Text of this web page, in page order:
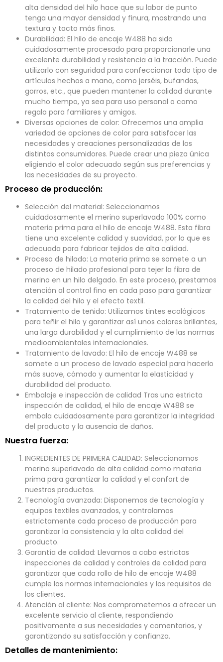
alta densidad del hilo hace que su labor de punto
tenga una mayor densidad y finura, mostrando una
textura y tacto más finos.
Durabilidad: El hilo de encaje W488 ha sido
cuidadosamente procesado para proporcionarle una
excelente durabilidad y resistencia a la tracción. Puede
utilizarlo con seguridad para confeccionar todo tipo de
artículos hechos a mano, como jerséis, bufandas,
gorros, etc., que pueden mantener la calidad durante
mucho tiempo, ya sea para uso personal o como
regalo para familiares y amigos.
Diversas opciones de color: Ofrecemos una amplia
variedad de opciones de color para satisfacer las
necesidades y creaciones personalizadas de los
distintos consumidores. Puede crear una pieza única
eligiendo el color adecuado según sus preferencias y
las necesidades de su proyecto.
Proceso de producción:
Selección del material: Seleccionamos
cuidadosamente el merino superlavado 100% como
materia prima para el hilo de encaje W488. Esta fibra
tiene una excelente calidad y suavidad, por lo que es
adecuada para fabricar tejidos de alta calidad.
Proceso de hilado: La materia prima se somete a un
proceso de hilado profesional para tejer la fibra de
merino en un hilo delgado. En este proceso, prestamos
atención al control fino en cada paso para garantizar
la calidad del hilo y el efecto textil.
Tratamiento de teñido: Utilizamos tintes ecológicos
para teñir el hilo y garantizar así unos colores brillantes,
una larga durabilidad y el cumplimiento de las normas
medioambientales internacionales.
Tratamiento de lavado: El hilo de encaje W488 se
somete a un proceso de lavado especial para hacerlo
más suave, cómodo y aumentar la elasticidad y
durabilidad del producto.
Embalaje e inspección de calidad Tras una estricta
inspección de calidad, el hilo de encaje W488 se
embala cuidadosamente para garantizar la integridad
del producto y la ausencia de daños.
Nuestra fuerza:
INGREDIENTES DE PRIMERA CALIDAD: Seleccionamos
merino superlavado de alta calidad como materia
prima para garantizar la calidad y el confort de
nuestros productos.
Tecnología avanzada: Disponemos de tecnología y
equipos textiles avanzados, y controlamos
estrictamente cada proceso de producción para
garantizar la consistencia y la alta calidad del
producto.
Garantía de calidad: Llevamos a cabo estrictas
inspecciones de calidad y controles de calidad para
garantizar que cada rollo de hilo de encaje W488
cumple las normas internacionales y los requisitos de
los clientes.
Atención al cliente: Nos comprometemos a ofrecer un
excelente servicio al cliente, respondiendo
positivamente a sus necesidades y comentarios, y
garantizando su satisfacción y confianza.
Detalles de mantenimiento: